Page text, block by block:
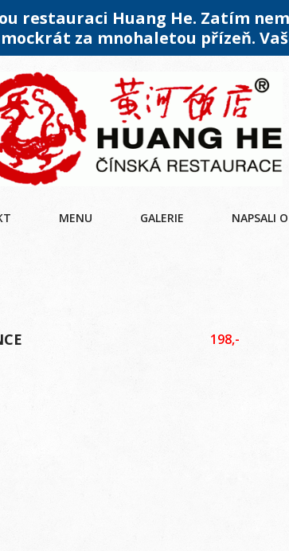
restauraci Huang He. Zatím
za mnohaletou přízeň.
MENU GALERIE NAPSALI
198,-